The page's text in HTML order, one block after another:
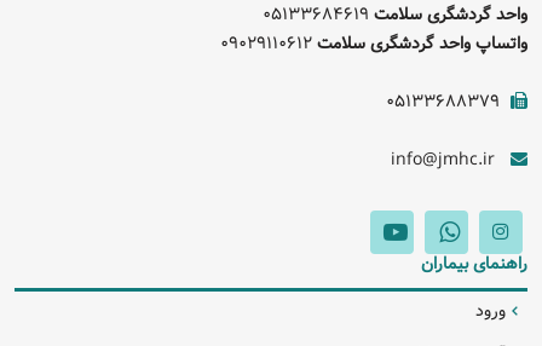
واحد گردشگری سلامت
واتساپ واحد گردشگری سلامت
05133688379
راهنمای بیماران
ورود